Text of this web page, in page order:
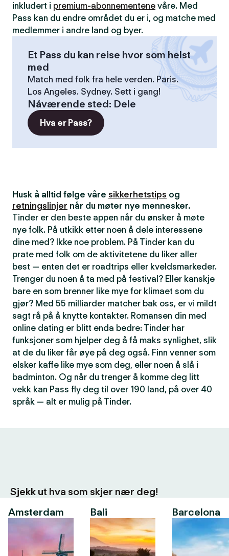
inkludert i premium-abonnementene våre. Med
Pass kan du endre området du er i, og matche med
medlemmer i andre land og byer.
Et Pass du kan reise hvor som helst
med
Match med folk fra hele verden. Paris.
Los Angeles. Sydney. Sett i gang!
Nåværende sted: Dele
Hva er Pass?
Husk å alltid følge våre sikkerhetstips og
retningslinjer når du møter nye mennesker.
Tinder er den beste appen når du ønsker å møte
nye folk. På utkikk etter noen å dele interessene
dine med? Ikke noe problem. På Tinder kan du
prate med folk om de aktivitetene du liker aller
best — enten det er roadtrips eller kveldsmarkeder.
Trenger du noen å ta med på festival? Eller kanskje
bare en som brenner like mye for klimaet som du
gjør? Med 55 milliarder matcher bak oss, er vi mildt
sagt rå på å knytte kontakter. Romansen din med
online dating er blitt enda bedre: Tinder har
funksjoner som hjelper deg å få maks synlighet, slik
at de du liker får øye på deg også. Finn venner som
elsker kaffe like mye som deg, eller noen å slå i
badminton. Og når du trenger å komme deg litt
vekk kan Pass fly deg til over 190 land, på over 40
språk — alt er mulig på Tinder.
Sjekk ut hva som skjer nær deg!
Amsterdam
Bali Barcelona